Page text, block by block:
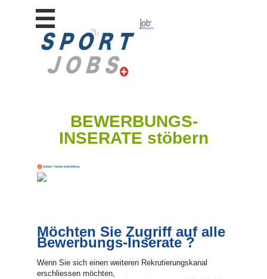
Lehrstellen
inserieren
BEWERBUNGS-
INSERATE stöbern
Möchten Sie Zugriff auf alle
Bewerbungs-Inserate ?
Wenn Sie sich einen weiteren Rekrutierungskanal
erschliessen möchten,